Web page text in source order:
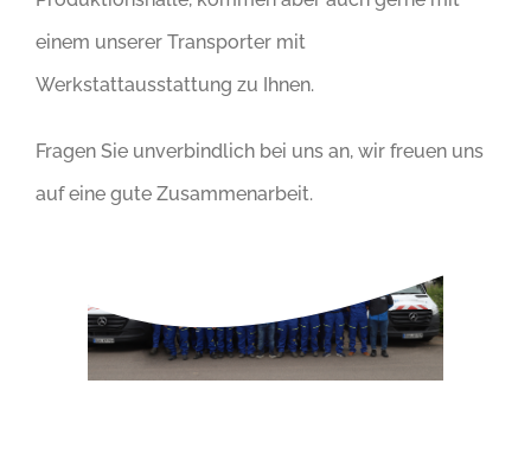
einem unserer Transporter mit
Werkstattausstattung zu Ihnen.
Fragen Sie unverbindlich bei uns an, wir freuen uns
auf eine gute Zusammenarbeit.